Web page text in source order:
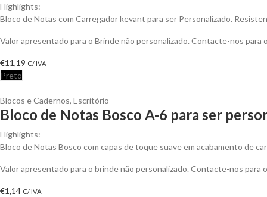
Highlights:
Bloco de Notas com Carregador kevant para ser Personalizado.
Valor apresentado para o Brinde não personalizado. Contacte-nos
€11,19 C/ IVA
Preto
Blocos e Cadernos, Escritório
Bloco de Notas Bosco A-6 para ser
Highlights:
Bloco de Notas Bosco com capas de toque suave em acabamento de
Valor apresentado para o brinde não personalizado. Contacte-nos
€1,14 C/ IVA